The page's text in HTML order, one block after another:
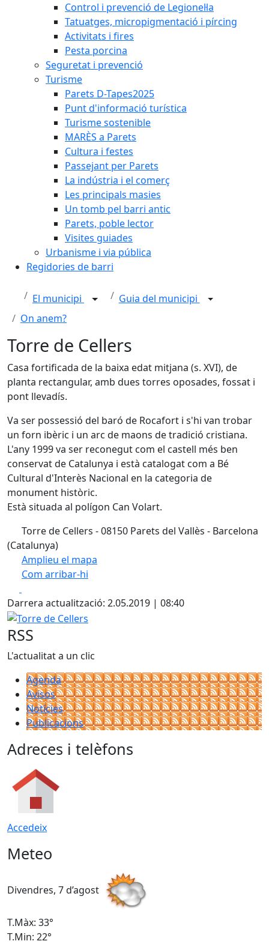
Control i prevenció de Legionel·la
Tatuatges, micropigmentació i pírcing
Activitats i fires
Pesta porcina
Seguretat i prevenció
Turisme
Parets D-Tapes2025
Punt d'informació turística
Turisme sostenible
MARÈS a Parets
Cultura i festes
Passejant per Parets
La indústria i el comerç
Les principals masies
Un tomb pel barri antic
Parets, poble lector
Visites guiades
Urbanisme i via pública
Regidories de barri
El municipi
Guia del municipi
On anem?
Torre de Cellers
Casa fortificada de la baixa edat mitjana (s. XVI), de
planta rectangular, amb dues torres oposades, fossat i
pont llevadís.
Va ser possessió del baró de Rocafort i s'hi van trobar
un forn ibèric i un arc de maons de tradició cristiana.
L'any 1999 va ser reconegut com el castell més ben
conservat de Catalunya i està catalogat com a Bé
Cultural d'Interès Nacional en la categoria de
monument històric.
Està situada al polígon Can Volart.
Torre de Cellers - 08150 Parets del Vallès - Barcelona
(Catalunya)
Amplieu el mapa
Com arribar-hi
+
−
Darrera actualització: 2.05.2019 | 08:40
Torre de Cellers
RSS
L'actualitat a un clic
Agenda
Avisos
Notícies
Publicacions
Adreces i telèfons
Accedeix
Meteo
Divendres, 7 d’agost
T.Màx: 33°
T.Min: 22°